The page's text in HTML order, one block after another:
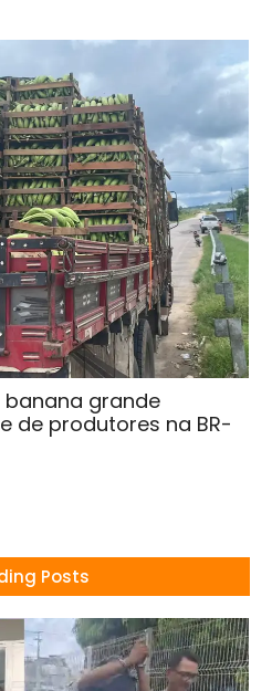
banana grande
de produtores na BR-
Posts